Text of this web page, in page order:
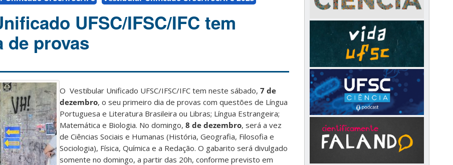
UFSC/IFSC/IFC tem
de provas
O Vestibular Unificado UFSC/IFSC/IFC tem neste sábado, 7 de
dezembro, o seu primeiro dia de provas com questões de Língua
Portuguesa e Literatura Brasileira ou Libras; Língua Estrangeira;
Matemática e Biologia. No domingo, 8 de dezembro, será a vez
de Ciências Sociais e Humanas (História, Geografia, Filosofia e
Sociologia), Física, Química e a Redação. O gabarito será divulgado
somente no domingo, a partir das 20h, conforme previsto em